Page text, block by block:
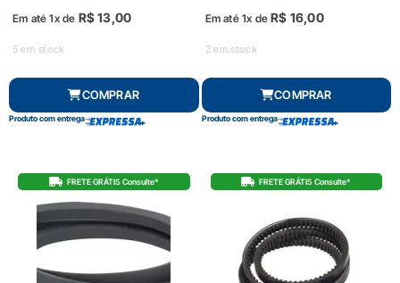
Em até 1x de R$13,00
5 em stock
COMPRAR
Produto com entrega
Em até 1x deR$ 16,00
2 em stock
COMPRAR
Produto com entrega
FRETE GRÁTIS Consulte* FRETE GRÁTIS Consulte*